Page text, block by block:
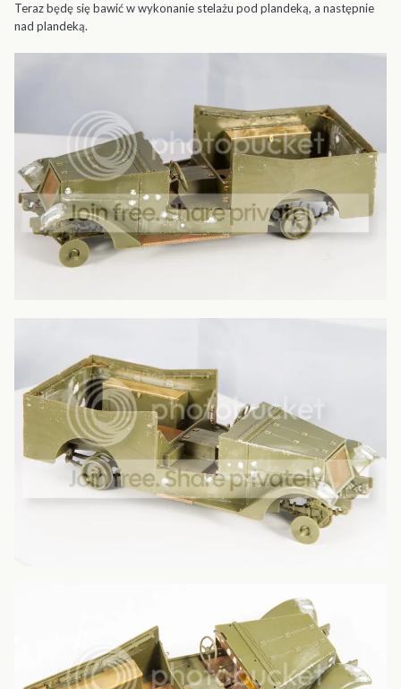
Teraz będę się bawić w wykonanie stelażu pod plandeką, a następnie
nad plandeką.